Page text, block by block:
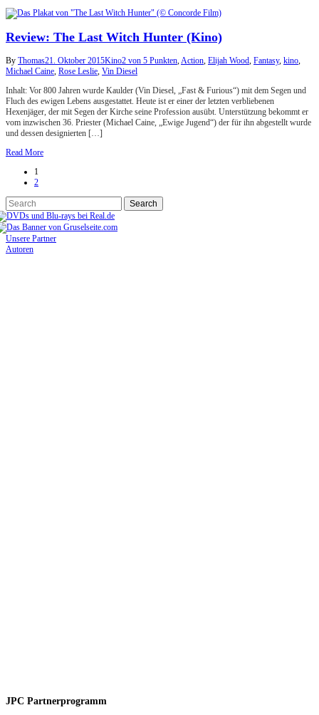
Review: The Last Witch Hunter (Kino)
By Thomas21. Oktober 2015Kino2 von 5 Punkten,Action, Elijah Wood, Fantasy, kino,
Michael Caine, Rose Leslie, Vin Diesel
Inhalt: Vor 800 Jahren wurde Kaulder (Vin Diesel, „Fast & Furious“) mit dem Segen und
Fluch des ewigen Lebens ausgestattet. Heute ist er einer der letzten verbliebenen
Hexenjäger, der mit Segen der Kirche seine Profession ausübt. Unterstützung bekommt er
vom inzwischen 36. Priester (Michael Caine, „Ewige Jugend“) der für ihn abgestellt wurde
und dessen designierten […]
Read More
1
2
Unsere Partner
Autoren
JPC Partnerprogramm